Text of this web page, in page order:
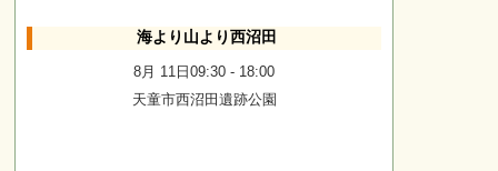
海より山より西沼田
8月 11日09:30 - 18:00
天童市西沼田遺跡公園